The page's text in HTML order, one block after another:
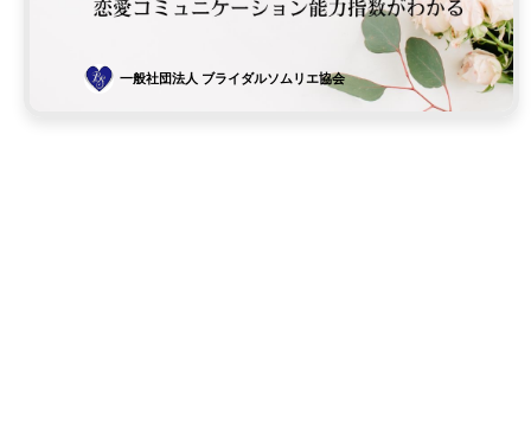
一般社団法人 ブライダルソムリエ協会